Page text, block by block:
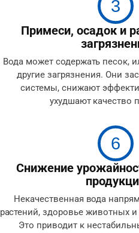
3
Примеси, осадок и
Вода может содержать песок,
другие загрязнения. Они
системы, снижают
ухудшают качество
6
Снижение
Некачественная вода
растений, здоровье животных
Это приводит к